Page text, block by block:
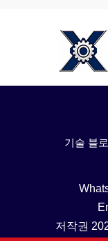
기술 블
저작권